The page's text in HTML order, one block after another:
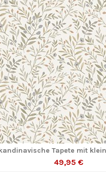
Tapete mit
49,95 €